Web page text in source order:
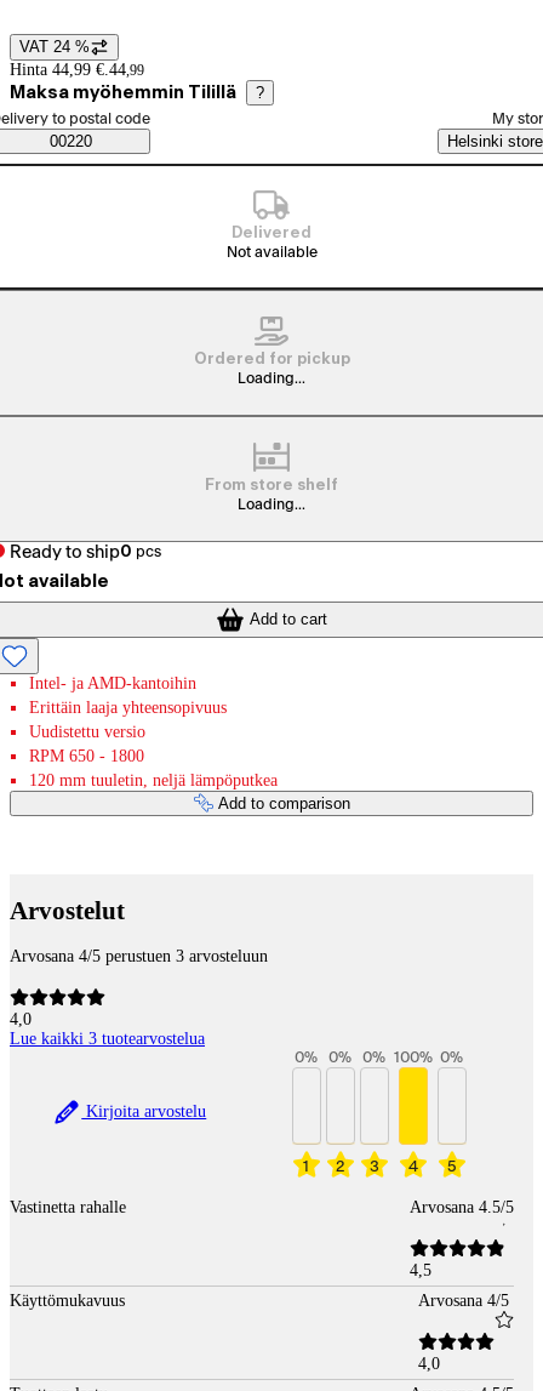
Price details
VAT 24 %
Hinta 44,99 €. 44,99
Maksa myöhemmin Tilillä ?
Saatavuustiedot
order method
to postal code
00220
My
Helsinki store
Delivered
Not available
Ordered for pickup
Loading...
From store shelf
Loading...
Ready to ship0 pcs
available
Add to cart
Intel- ja AMD-kantoihin
Erittäin laaja yhteensopivuus
Uudistettu versio
RPM 650 - 1800
120 mm tuuletin, neljä lämpöputkea
Add to comparison
Arvostelut
Arvosana 4/5 perustuen 3 arvosteluun
4,0
Lue kaikki 3 tuotearvostelua
Kirjoita arvostelu
1
0%
2
0%
3
0%
4
100%
5
0%
Vastinetta rahalle Arvosana 4.5/5
4,5
Käyttömukavuus
Arvosana 4/5
4,0